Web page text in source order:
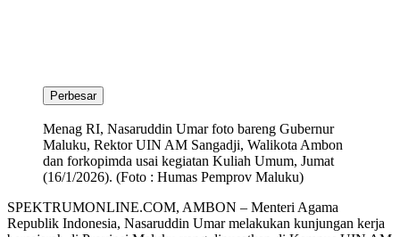
Perbesar
Menag RI, Nasaruddin Umar foto bareng Gubernur
Maluku, Rektor UIN AM Sangadji, Walikota Ambon
dan forkopimda usai kegiatan Kuliah Umum, Jumat
(16/1/2026). (Foto : Humas Pemprov Maluku)
SPEKTRUMONLINE.COM, AMBON – Menteri Agama
Republik Indonesia, Nasaruddin Umar melakukan kunjungan kerja